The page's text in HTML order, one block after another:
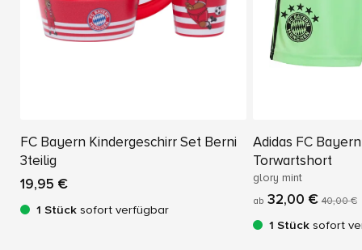
FC Bayern Kindergeschirr Set Berni
3teilig
19,95 €
1 Stück sofort verfügbar
Adidas FC
Torwartshort
glory mint
ab 32,00 € 40,00 €
1 Stück sofort